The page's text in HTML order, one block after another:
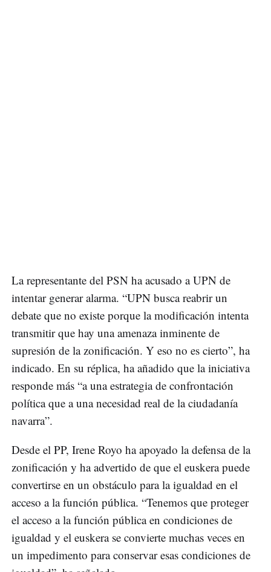
La representante del PSN ha acusado a UPN de
intentar generar alarma. “UPN busca reabrir un
debate que no existe porque la modificación intenta
transmitir que hay una amenaza inminente de
supresión de la zonificación. Y eso no es cierto”, ha
indicado. En su réplica, ha añadido que la iniciativa
responde más “a una estrategia de confrontación
política que a una necesidad real de la ciudadanía
navarra”.
Desde el PP, Irene Royo ha apoyado la defensa de la
zonificación y ha advertido de que el euskera puede
convertirse en un obstáculo para la igualdad en el
acceso a la función pública. “Tenemos que proteger
el acceso a la función pública en condiciones de
igualdad y el euskera se convierte muchas veces en
un impedimento para conservar esas condiciones de